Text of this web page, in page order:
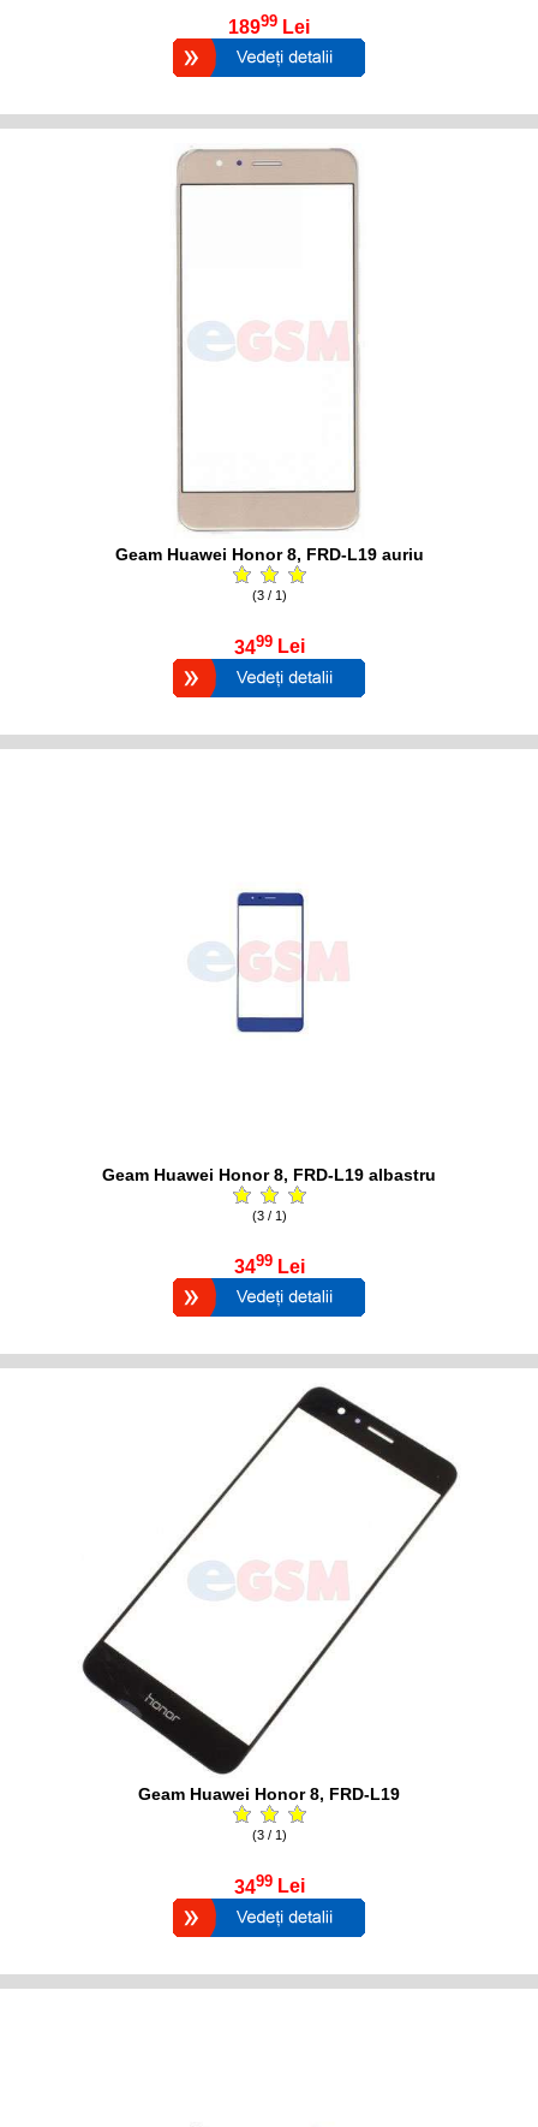
18999 Lei
Geam Huawei Honor 8, FRD-L19 auriu
(3 / 1)
3499 Lei
Geam Huawei Honor 8, FRD-L19 albastru
(3 / 1)
3499 Lei
Geam Huawei Honor 8, FRD-L19
(3 / 1)
3499 Lei